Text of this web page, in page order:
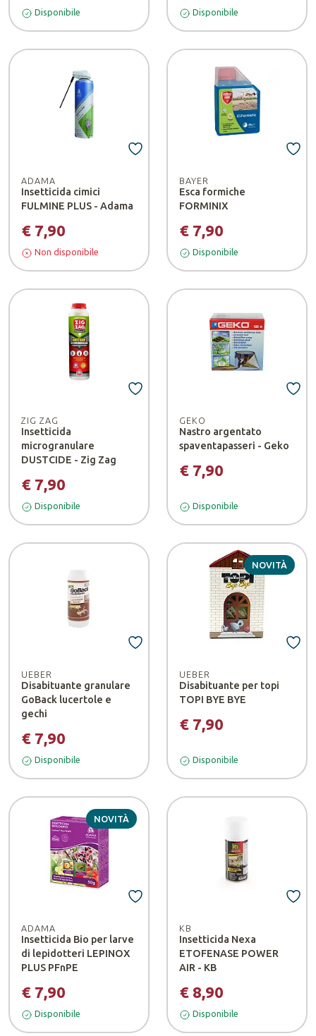
Disponibile Disponibile
ADAMA
Insetticida cimici
FULMINE PLUS - Adama
€ 7,90
Non disponibile
BAYER
Esca formiche
FORMINIX
€ 7,90
Disponibile
ZIG ZAG
Insetticida
microgranulare
DUSTCIDE - Zig Zag
€ 7,90
Disponibile
GEKO
Nastro argentato
spaventapasseri - Geko
€ 7,90
Disponibile
UEBER
Disabituante granulare
GoBack lucertole e
gechi
€ 7,90
Disponibile
NOVITÀ
UEBER
Disabituante per topi
TOPI BYE BYE
€ 7,90
Disponibile
NOVITÀ
ADAMA
Insetticida Bio per larve
di lepidotteri LEPINOX
PLUS PFnPE
€ 7,90
Disponibile
KB
Insetticida Nexa
ETOFENASE POWER
AIR - KB
€ 8,90
Disponibile